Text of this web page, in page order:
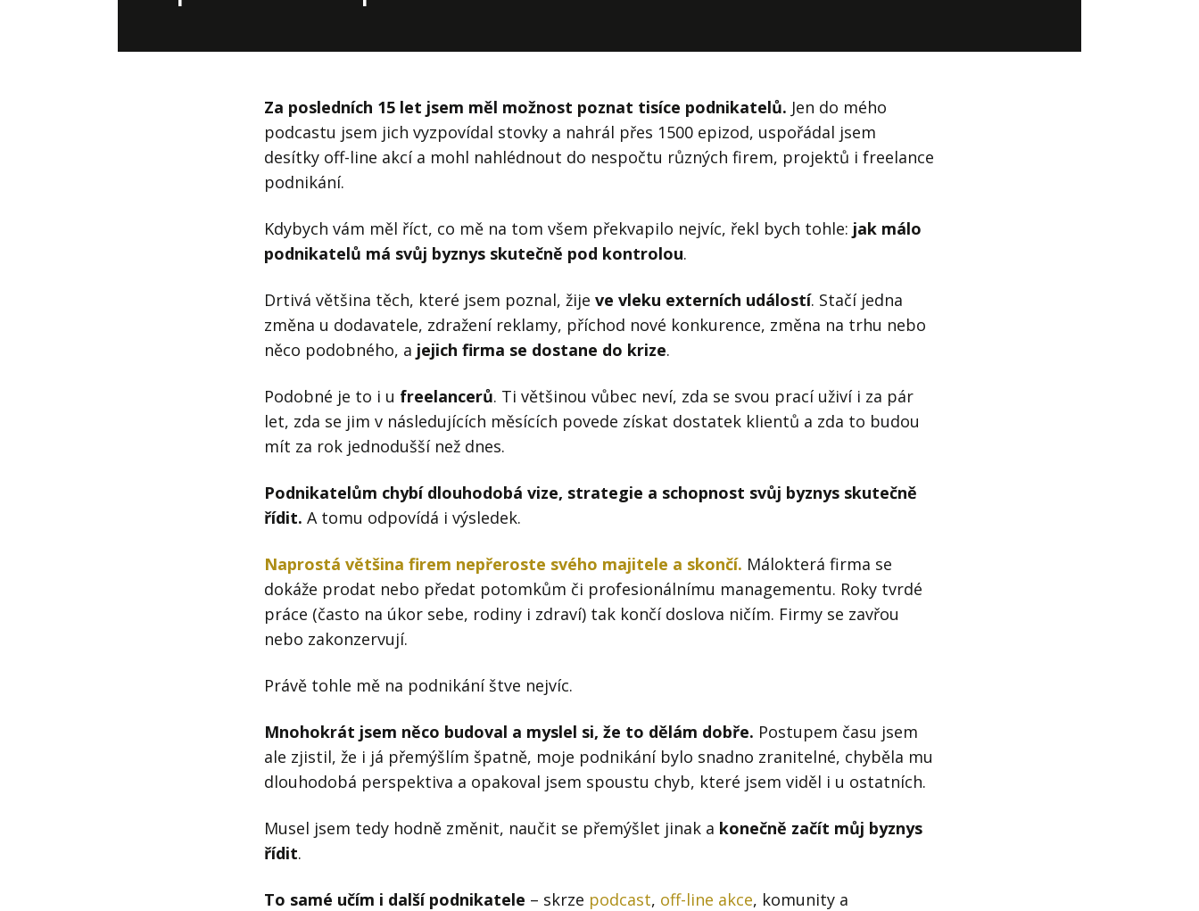
Hodnota firmy
Interim management
Prodej firmy
Projektové řízení
Restrukturalizace podniku
Řízení firmy
Vzdělávání manažerů
Ziskovost firmy
Za posledních 15 let jsem měl možnost poznat tisíce podnikatelů. Jen do mého
podcastu jsem jich vyzpovídal stovky a nahrál přes 1500 epizod, uspořádal jsem
desítky off-line akcí a mohl nahlédnout do nespočtu různých firem, projektů i freelance
podnikání.
Kdybych vám měl říct, co mě na tom všem překvapilo nejvíc, řekl bych tohle: jak málo
podnikatelů má svůj byznys skutečně pod kontrolou.
Drtivá většina těch, které jsem poznal, žije ve vleku externích událostí. Stačí jedna
změna u dodavatele, zdražení reklamy, příchod nové konkurence, změna na trhu nebo
něco podobného, a jejich firma se dostane do krize.
Podobné je to i u freelancerů. Ti většinou vůbec neví, zda se svou prací uživí i za pár
let, zda se jim v následujících měsících povede získat dostatek klientů a zda to budou
mít za rok jednodušší než dnes.
Podnikatelům chybí dlouhodobá vize, strategie a schopnost svůj byznys skutečně
řídit. A tomu odpovídá i výsledek.
Naprostá většina firem nepřeroste svého majitele a skončí. Málokterá firma se
dokáže prodat nebo předat potomkům či profesionálnímu managementu. Roky tvrdé
práce (často na úkor sebe, rodiny i zdraví) tak končí doslova ničím. Firmy se zavřou
nebo zakonzervují.
Právě tohle mě na podnikání štve nejvíc.
Mnohokrát jsem něco budoval a myslel si, že to dělám dobře. Postupem času jsem
ale zjistil, že i já přemýšlím špatně, moje podnikání bylo snadno zranitelné, chyběla mu
dlouhodobá perspektiva a opakoval jsem spoustu chyb, které jsem viděl i u ostatních.
Musel jsem tedy hodně změnit, naučit se přemýšlet jinak a konečně začít můj byznys
řídit.
To samé učím i další podnikatele – skrze podcast, off-line akce, komunity a